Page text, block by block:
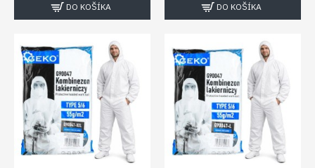
DO KOŠÍKA DO KOŠÍKA